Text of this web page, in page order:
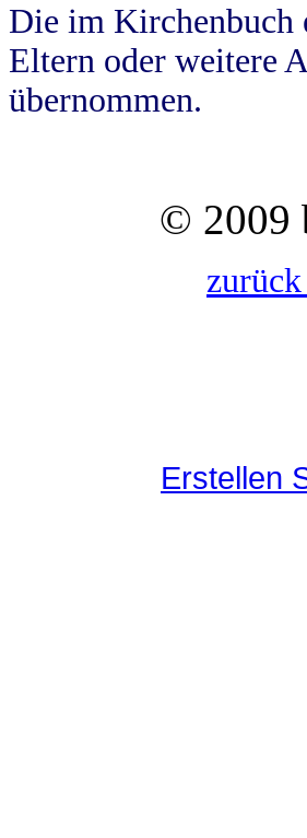
Die im Kirchenbuch
Eltern oder weitere
übernommen.
© 2009
Erstellen